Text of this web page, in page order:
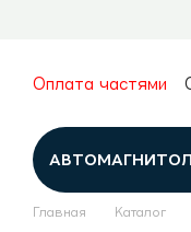
Оплата частями
Контакты
Главная Каталог